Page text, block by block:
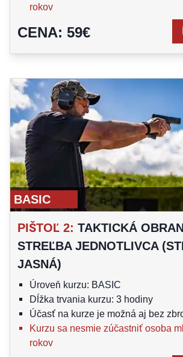
rokov
CENA: 59€
BASIC
PIŠTOĽ 2: TAKTICKÁ
STREĽBA JEDNOTLIVCA
JASNÁ)
Úroveň kurzu: BASIC
Dĺžka trvania kurzu: 3 hodiny
Účasť na kurze je možná aj bez
Kurzu sa nesmie zúčastniť osoba
rokov